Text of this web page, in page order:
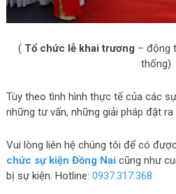
( Tổ chức lễ khai trương – động
thống)
Tùy theo tình hình thực tế của các
những tư vấn, những giải pháp đặt
Vui lòng liên hệ chúng tôi để có
chức sự kiện Đồng Nai cũng như
bị sự kiện. Hotline: 0937.317.368